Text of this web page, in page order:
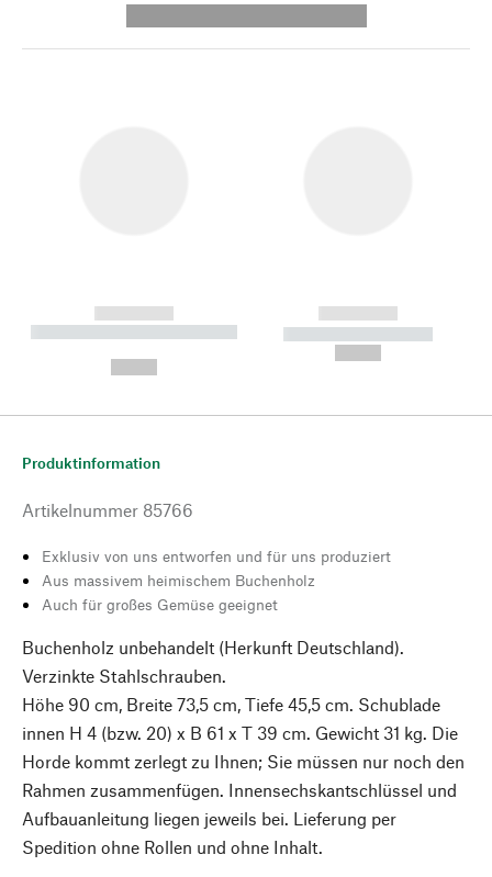
------------
----------- ----------- --------
------------
----------- -----------
Produktinformation
Artikelnummer 85766
Exklusiv von uns entworfen und für uns produziert
Aus massivem heimischem Buchenholz
Auch für großes Gemüse geeignet
Buchenholz unbehandelt (Herkunft Deutschland).
Verzinkte Stahlschrauben.
Höhe 90 cm, Breite 73,5 cm, Tiefe 45,5 cm. Schublade
innen H 4 (bzw. 20) x B 61 x T 39 cm. Gewicht 31 kg. Die
Horde kommt zerlegt zu Ihnen; Sie müssen nur noch den
Rahmen zusammenfügen. Innensechskantschlüssel und
Aufbauanleitung liegen jeweils bei. Lieferung per
Spedition ohne Rollen und ohne Inhalt.